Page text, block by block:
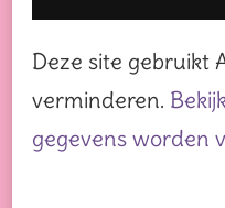
Deze site gebruikt
verminderen.
gegevens worden